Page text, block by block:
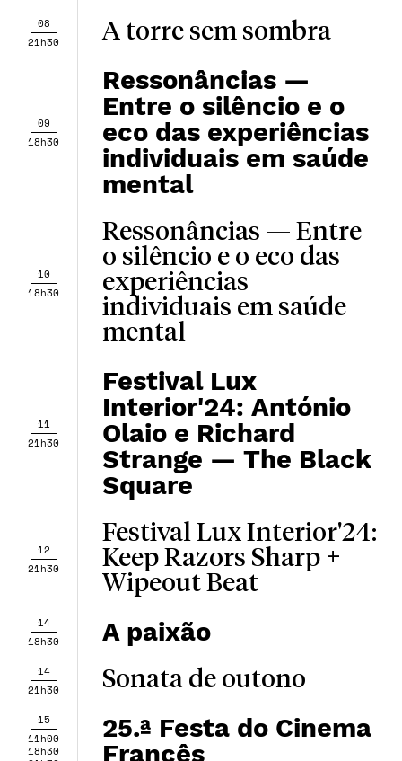
08
21h30
A torre sem sombra
09
18h30
Ressonâncias —
Entre o silêncio e o
eco das experiências
individuais em saúde
mental
10
18h30
Ressonâncias — Entre
o silêncio e o eco das
experiências
individuais em saúde
mental
11
21h30
Festival Lux
Interior'24: António
Olaio e Richard
Strange — The Black
Square
12
21h30
Festival Lux Interior'24:
Keep Razors Sharp +
Wipeout Beat
14
18h30
A paixão
14
21h30
Sonata de outono
15
11h00
18h30
25.ª Festa do Cinema
Francês